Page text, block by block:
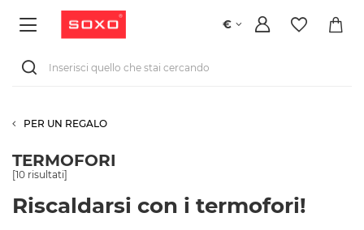
€
PER UN REGALO
TERMOFORI
[10 risultati]
Riscaldarsi con i termofori!